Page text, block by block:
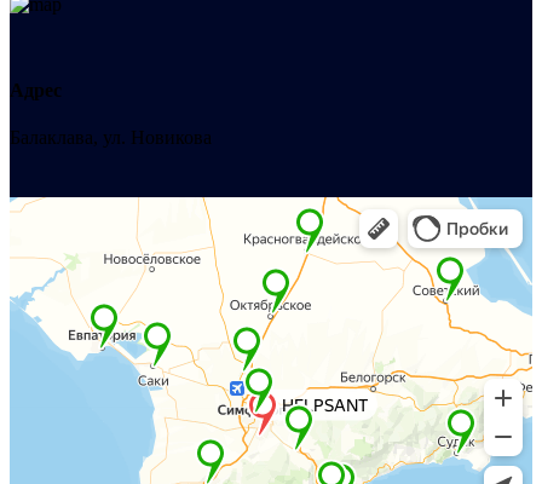
Адрес
Балаклава, ул. Новикова